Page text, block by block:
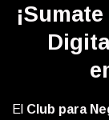
El Club para